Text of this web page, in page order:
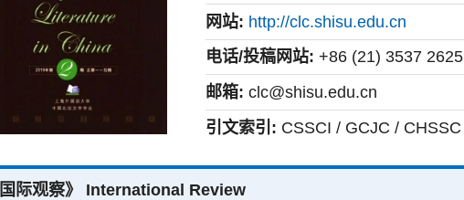
网站: http://clc.shisu.edu.cn
电话/投稿网站: +86 (21) 3537 2625
邮箱: clc@shisu.edu.cn
引文索引: CSSCI / GCJC / CHSSC
际观察》 International Review